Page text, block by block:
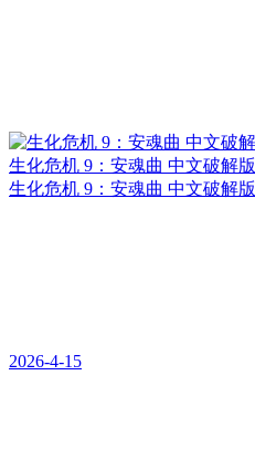
生化危机 9：安魂曲 中文破解版
生化危机 9：安魂曲 中文破解版
2026-4-15